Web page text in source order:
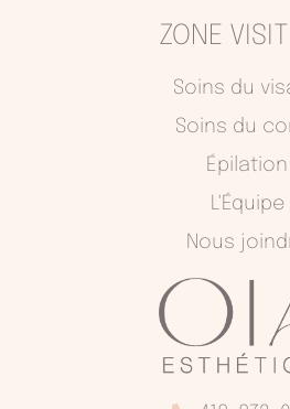
ZONE
Soins du
Soins du
Épilation
L'Équipe
Nous